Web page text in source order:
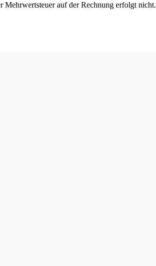
auf der Rechnung erfolgt nicht.